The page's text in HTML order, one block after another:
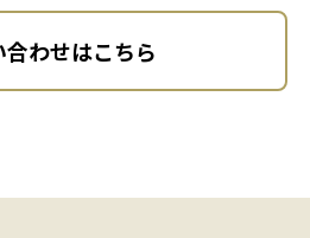
合わせはこちら